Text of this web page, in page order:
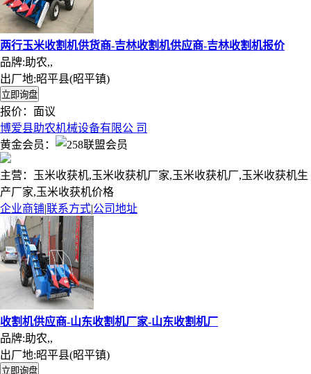
两行玉米收割机供货商-吉林收割机供应商-吉林收割机报价
品牌:助农,,
出厂地:昭平县(昭平镇)
报价： 面议
博爱县助农机械设备有限公 司
黄金会员：
主营：玉米收获机,玉米收获机厂家,玉米收获机厂,玉米收获机生
产厂家,玉米收获机价格
企业商铺|联系方式|公司地址
收割机供应商-山东收割机厂家-山东收割机厂
品牌:助农,,
出厂地:昭平县(昭平镇)